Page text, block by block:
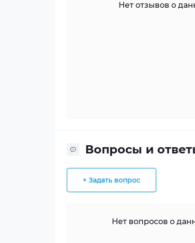
Нет отзывов о
Вопросы и
+ Задать вопрос
Нет вопросов о